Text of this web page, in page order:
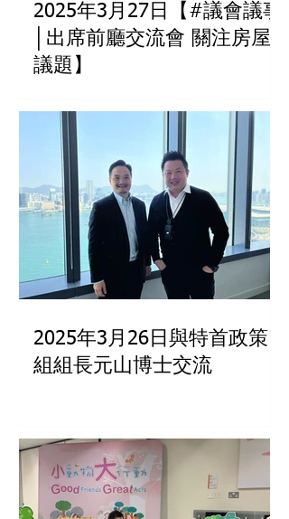
2025年3月27日【#議會議事
│出席前廳交流會 關注房屋
議題】
2025年3月26日與特首政策
組組長元山博士交流